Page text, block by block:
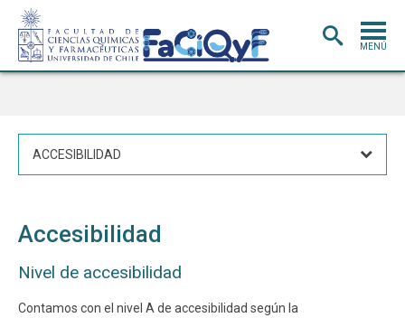
MENÚ
INVESTIGACIÓN
ACCESIBILIDAD
Accesibilidad
Nivel de accesibilidad
Contamos con el nivel A de accesibilidad según la